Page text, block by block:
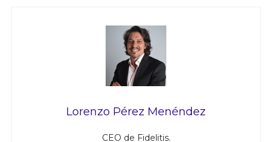
Lorenzo Pérez Menéndez
CEO de Fidelitis.